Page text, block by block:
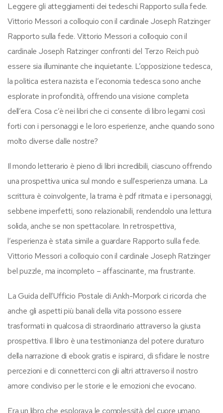
Leggere gli atteggiamenti dei tedeschi Rapporto sulla fede.
Vittorio Messori a colloquio con il cardinale Joseph Ratzinger
Rapporto sulla fede. Vittorio Messori a colloquio con il
cardinale Joseph Ratzinger confronti del Terzo Reich può
essere sia illuminante che inquietante. L’opposizione tedesca,
la politica estera nazista e l’economia tedesca sono anche
esplorate in profondità, offrendo una visione completa
dell’era. Cosa c’è nei libri che ci consente di libro legami così
forti con i personaggi e le loro esperienze, anche quando sono
molto diverse dalle nostre?
Il mondo letterario è pieno di libri incredibili, ciascuno offrendo
una prospettiva unica sul mondo e sull’esperienza umana. La
scrittura è coinvolgente, la trama è pdf ritmata e i personaggi,
sebbene imperfetti, sono relazionabili, rendendolo una lettura
solida, anche se non spettacolare. In retrospettiva,
l’esperienza è stata simile a guardare Rapporto sulla fede.
Vittorio Messori a colloquio con il cardinale Joseph Ratzinger
bel puzzle, ma incompleto – affascinante, ma frustrante.
La Guida dell’Ufficio Postale di Ankh-Morpork ci ricorda che
anche gli aspetti più banali della vita possono essere
trasformati in qualcosa di straordinario attraverso la giusta
prospettiva. Il libro è una testimonianza del potere duraturo
della narrazione di ebook gratis e ispirarci, di sfidare le nostre
percezioni e di connetterci con gli altri attraverso il nostro
amore condiviso per le storie e le emozioni che evocano.
Era un libro che esplorava le complessità del cuore umano,